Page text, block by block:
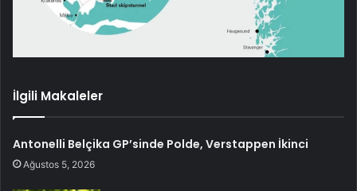
İlgili Makaleler
Antonelli Belçika GP’sinde Polde, Verstappen İkinci
Ağustos 5, 2026